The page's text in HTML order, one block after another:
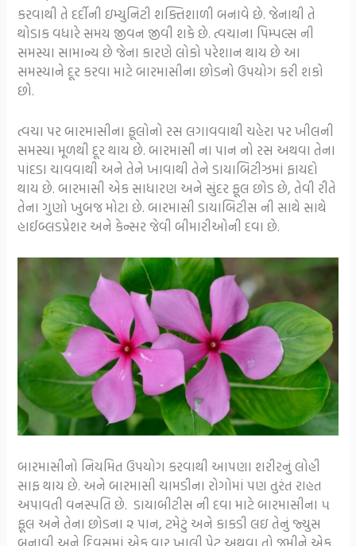
કરવાથી તે દર્દીની ઇમ્યુનિટી શક્તિશાળી બનાવે છે. જેનાથી તે
થોડાક વધારે સમય જીવન જીવી શકે છે. ત્વચાના પિમ્પલ્સ ની
સમસ્યા સામાન્ય છે જેના કારણે લોકો પરેશાન થાય છે આ
સમસ્યાને દૂર કરવા માટે બારમાસીના છોડનો ઉપયોગ કરી શકો
છો.
ત્વચા પર બારમાસીના ફૂલોનો રસ લગાવવાથી ચહેરા પર ખીલની
સમસ્યા મૂળથી દૂર થાય છે. બારમાસી ના પાન નો રસ અથવા તેના
પાંદડા ચાવવાથી અને તેને ખાવાથી તેને ડાયાબિટીઝમાં ફાયદો
થાય છે. બારમાસી એક સાધારણ અને સુંદર ફૂલ છોડ છે, તેવી રીતે
તેના ગુણો ખુબજ મોટા છે. બારમાસી ડાયાબિટીસ ની સાથે સાથે
હાઈબ્લડપ્રેશર અને કેન્સર જેવી બીમારીઓની દવા છે.
બારમાસીનો નિયમિત ઉપયોગ કરવાથી આપણા શરીરનું લોહી
સાફ થાય છે. અને બારમાસી ચામડીના રોગોમાં પણ તુરંત રાહત
અપાવતી વનસ્પતિ છે. ડાયાબીટીસ ની દવા માટે બારમાસીના ૫
ફૂલ અને તેના છોડના ૨ પાન, ટમેટું અને કાકડી લઇ તેનું જ્યુસ